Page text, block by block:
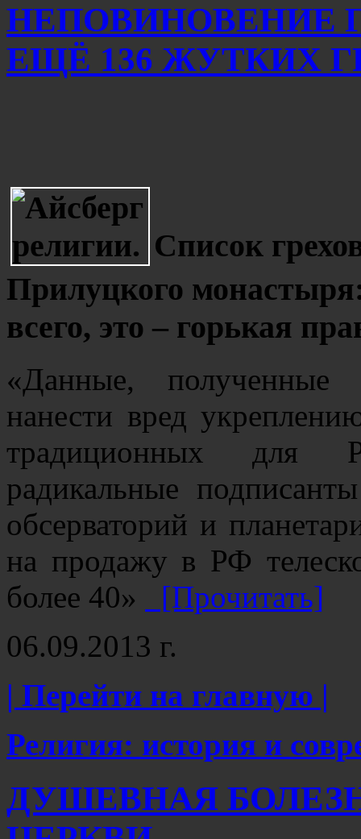
НЕПОВИНОВЕНИЕ
ЕЩЁ 136 ЖУТКИХ
Список
Прилуцкого
всего, это – горькая
«Данные, полученные
нанести вред
традиционных для
радикальные
обсерваторий и
на продажу в РФ
более 40»
[Прочитать]
06.09.2013 г.
| Перейти на главную |
Религия: история и
ДУШЕВНАЯ